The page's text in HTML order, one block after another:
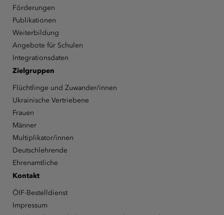
Förderungen
Publikationen
Weiterbildung
Angebote für Schulen
Integrationsdaten
Zielgruppen
Flüchtlinge und Zuwander/innen
Ukrainische Vertriebene
Frauen
Männer
Multiplikator/innen
Deutschlehrende
Ehrenamtliche
Kontakt
ÖIF-Bestelldienst
Impressum